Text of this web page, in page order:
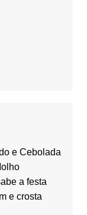
e Cebolada
a festa
e crosta